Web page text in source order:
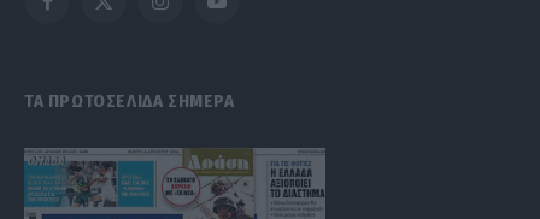
Facebook
X
InstagramYouTube
ΤΑ ΠΡΩΤΟΣΕΛΙΔΑ ΣΗΜΕΡΑ